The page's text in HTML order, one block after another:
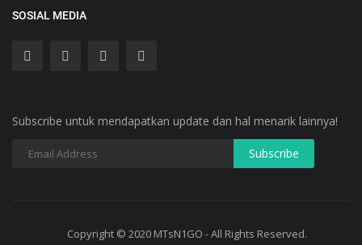
SOSIAL MEDIA
Subscribe untuk mendapatkan update dan hal menarik lainnya!
Copyright © 2020 MTsN1GO - All Rights Reserved.